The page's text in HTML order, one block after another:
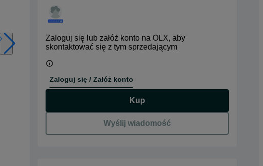
Zaloguj się lub załóż konto na OLX, aby
skontaktować się z tym sprzedającym
Zaloguj się / Załóż konto
Kup
Wyślij wiadomość